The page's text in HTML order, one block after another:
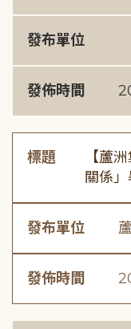
發布單位
發佈時間
標題
【蘆
關係
發布單位
發佈時間